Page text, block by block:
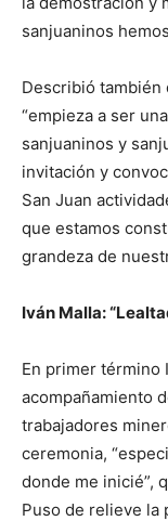
sanjuaninos
Describió
“empieza a ser
sanjuaninos y
invitación y
San Juan
que estamos
grandeza de
Iván Malla:
En primer término
acompañamiento
trabajadores
ceremonia,
donde me inicié”,
Puso de relieve la